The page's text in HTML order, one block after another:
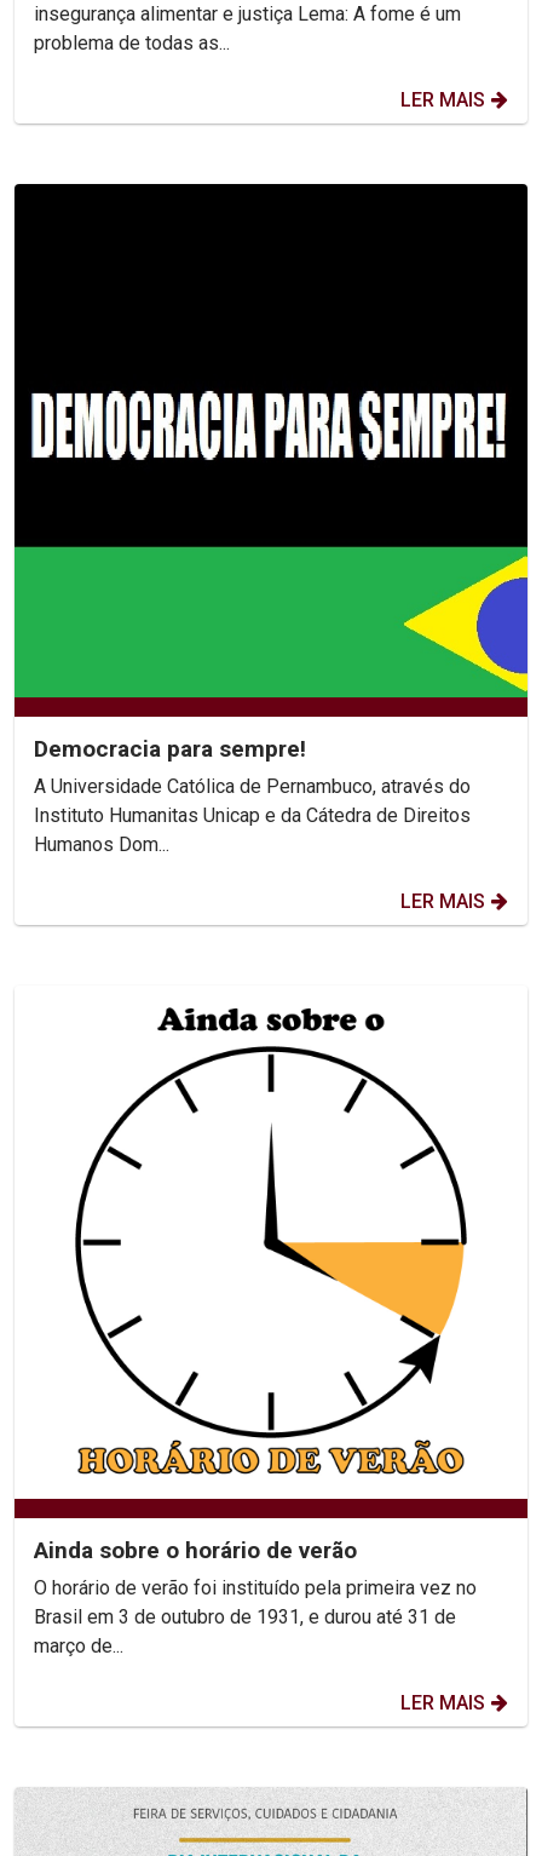
insegurança alimentar e justiça Lema: A fome é um
problema de todas as...
LER MAIS
Democracia para sempre!
A Universidade Católica de Pernambuco, através do
Instituto Humanitas Unicap e da Cátedra de Direitos
Humanos Dom...
LER MAIS
Ainda sobre o horário de verão
O horário de verão foi instituído pela primeira vez no
Brasil em 3 de outubro de 1931, e durou até 31 de
março de...
LER MAIS